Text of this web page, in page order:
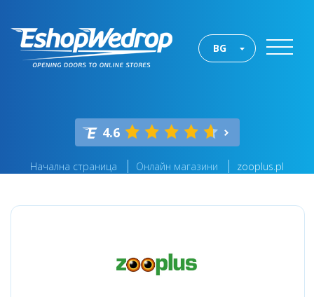
BG
4.6
Начална страница Онлайн магазини zooplus.pl